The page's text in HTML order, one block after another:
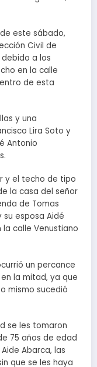
este sábado,
Civil de
a los
en la calle
de esta
y una
Lira Soto y
Antonio
y el techo de tipo
la casa del señor
de Tomas
su esposa Aidé
calle Venustiano
un percance
la mitad, ya que
mismo sucedió
se les tomaron
75 años de edad
Abarca, las
que se les haya